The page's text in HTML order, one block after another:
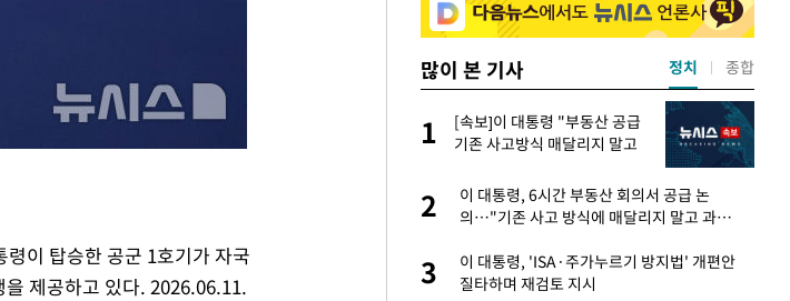
이 탑승한 공군 1호기가 자국
제공하고 있다. 2026.06.11.
많이 본 기사
1
[단독]인천 부평구 아파트서
10대가 40대 친모 살해
3
백혈병 재발 최성원 "치료가 날 죽이는 것 같
았다" 눈물
1
[속보]이 대통령 "부동산 공급
기존 사고방식 매달리지 말고
2
이 대통령, 6시간 부동산 회의서 공급 논
의…"기존 사고 방식에 매달리지 말고 과감
3
이 대통령, 'ISA·주가누르기 방지법' 개편안
질타하며 재검토 지시
정치 종합